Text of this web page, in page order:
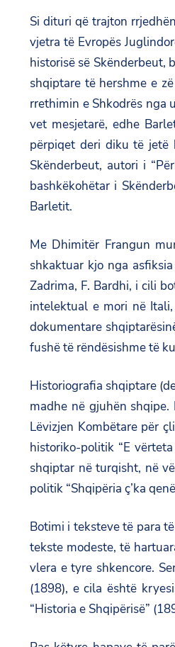
Si dituri që trajton
vjetra të Evropës
historisë së Skënderbeut,
shqiptare të hershme e
rrethimin e Shkodrës nga
vet mesjetarë, edhe
përpiqet deri diku të jetë
Skënderbeut, autori i
bashkëkohëtar i
Barletit.
Me Dhimitër Frangun
shkaktuar kjo nga
Zadrima, F. Bardhi, i cili
intelektual e mori në
dokumentare
fushë të rëndësishme të
Historiografia shqiptare
madhe në gjuhën
Lëvizjen Kombëtare për
historiko-politik “E
shqiptar në turqisht, në
politik “Shqipëria ç’ka
Botimi i teksteve të para
tekste modeste, të
vlera e tyre shkencore.
(1898), e cila është
“Historia e Shqipërisë”